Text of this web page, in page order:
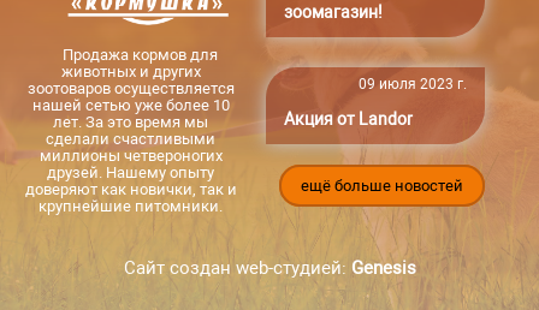
Продажа кормов для
животных и других
зоотоваров осуществляется
нашей сетью уже более 10
лет. За это время мы
сделали счастливыми
миллионы четвероногих
друзей. Нашему опыту
доверяют как новички, так и
крупнейшие питомники.
зоомагазин!
09 июля 2023 г.
Акция от Landor
ещё больше новостей
Сайт создан web-студией: Genesis